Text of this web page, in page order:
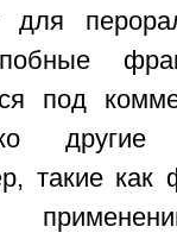
для
под
другие
такие как